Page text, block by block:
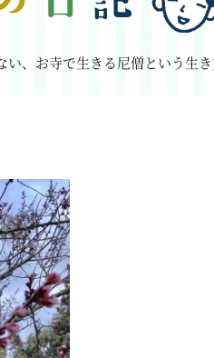
い、お寺で生きる尼僧という生